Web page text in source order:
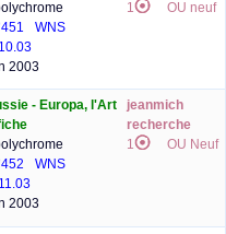
WNS
2003
1
OU neuf
- Europa, l'Art
WNS
2003
jeanmich
recherche
1
OU Neuf